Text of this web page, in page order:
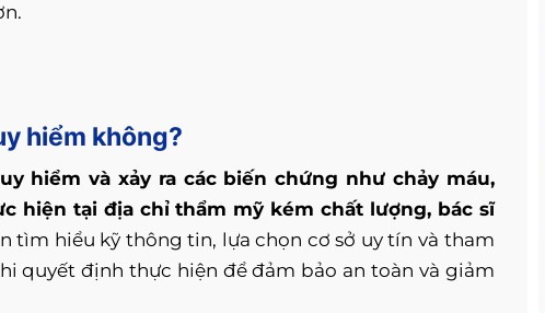
hiểm không?
hiểm và xảy ra các biến chứng như chảy máu,
hiện tại địa chỉ thẩm mỹ kém chất lượng, bác sĩ
tìm hiểu kỹ thông tin, lựa chọn cơ sở uy tín và tham
quyết định thực hiện để đảm bảo an toàn và giảm